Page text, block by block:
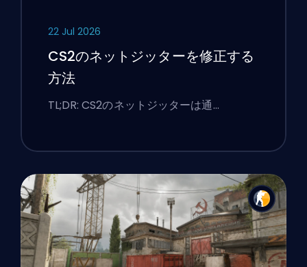
22 Jul 2026
CS2のネットジッターを修正する
方法
TL;DR: CS2のネットジッターは通…